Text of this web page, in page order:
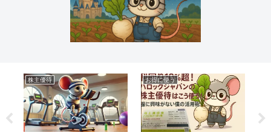
株主優待 お得に使う